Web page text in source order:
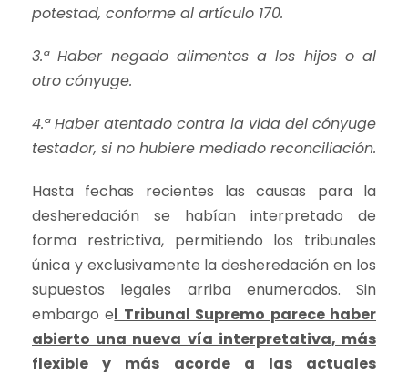
potestad, conforme al artículo 170.
3.ª Haber negado alimentos a los hijos o al
otro cónyuge.
4.ª Haber atentado contra la vida del cónyuge
testador, si no hubiere mediado reconciliación.
Hasta fechas recientes las causas para la
desheredación se habían interpretado de
forma restrictiva, permitiendo los tribunales
única y exclusivamente la desheredación en los
supuestos legales arriba enumerados. Sin
embargo el Tribunal Supremo parece haber
abierto una nueva vía interpretativa, más
flexible y más acorde a las actuales